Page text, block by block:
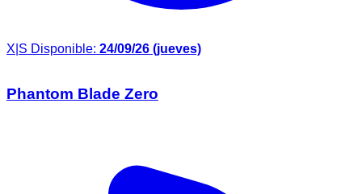
X|S Disponible: 24/09/26 (jueves)
Phantom Blade Zero